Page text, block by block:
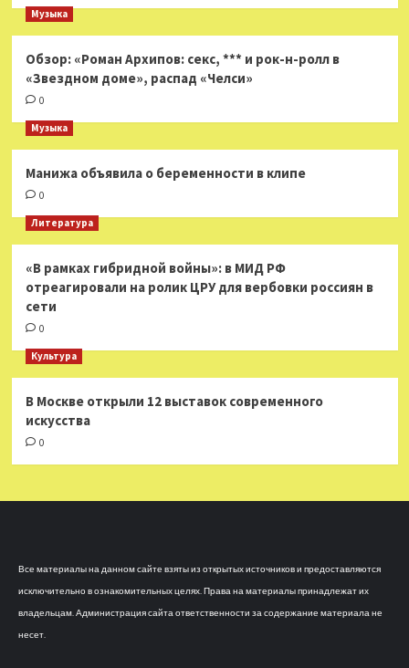
Музыка
Обзор: «Роман Архипов: секс, *** и рок-н-ролл в
«Звездном доме», распад «Челси»
0
Музыка
Манижа объявила о беременности в клипе
0
Литература
«В рамках гибридной войны»: в МИД РФ
отреагировали на ролик ЦРУ для вербовки россиян в
сети
0
Культура
В Москве открыли 12 выставок современного
искусства
0
Все материалы на данном сайте взяты из открытых источников и предоставляются
исключительно в ознакомительных целях. Права на материалы принадлежат их
владельцам. Администрация сайта ответственности за содержание материала не
несет.